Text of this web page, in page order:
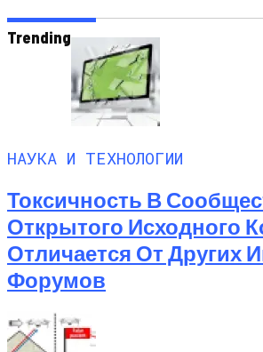
Trending
НАУКА И ТЕХНОЛОГИИ
Токсичность В
Открытого Исходного
Отличается От Других
Форумов